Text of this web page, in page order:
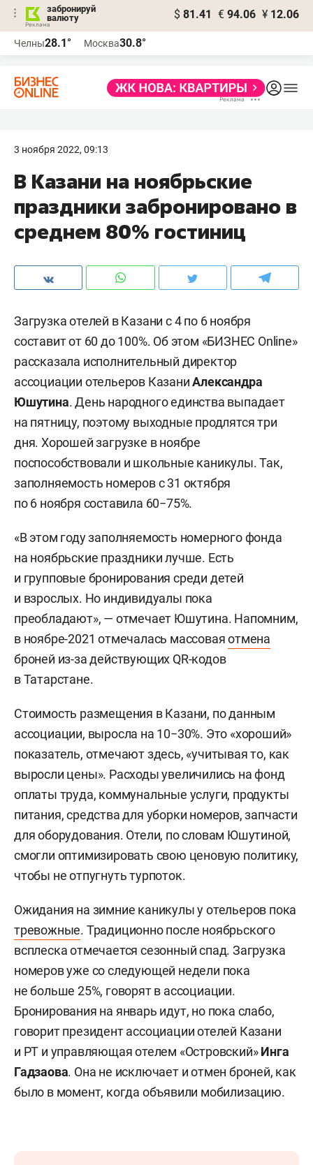
забронируй
валюту
$ 81.41 € 94.06 ¥ 12.06
Челны28.1° Москва30.8°
3 ноября 2022, 09:13
В Казани на ноябрьские
праздники забронировано в
среднем 80% гостиниц
Загрузка отелей в Казани с 4 по 6 ноября
составит от 60 до 100%. Об этом «БИЗНЕС Online»
рассказала исполнительный директор
ассоциации отельеров КазаниАлександра
Юшутина. День народного единства выпадает
на пятницу, поэтому выходные продлятся три
дня. Хорошей загрузке в ноябре
поспособствовали и школьные каникулы. Так,
заполняемость номеров с 31 октября
по 6 ноября составила 60−75%.
«В этом году заполняемость номерного фонда
на ноябрьские праздники лучше. Есть
и групповые бронирования среди детей
и взрослых. Но индивидуалы пока
преобладают», — отмечает Юшутина. Напомним,
в ноябре-2021 отмечалась массоваяотмена
броней из-за действующих QR-кодов
в Татарстане.
Стоимость размещения в Казани, по данным
ассоциации, выросла на 10−30%. Это «хороший»
показатель, отмечают здесь, «учитывая то, как
выросли цены». Расходы увеличились на фонд
оплаты труда, коммунальные услуги, продукты
питания, средства для уборки номеров, запчасти
для оборудования. Отели, по словам Юшутиной,
смогли оптимизировать свою ценовую политику,
чтобы не отпугнуть турпоток.
Ожидания на зимние каникулы у отельеров пока
тревожные. Традиционно после ноябрьского
всплеска отмечается сезонный спад. Загрузка
номеров уже со следующей недели пока
не больше 25%, говорят в ассоциации.
Бронирования на январь идут, но пока слабо,
говорит президент ассоциации отелей Казани
и РТ и управляющая отелем «Островский»Инга
Гадзаова. Она не исключает и отмен броней, как
было в момент, когда объявили мобилизацию.